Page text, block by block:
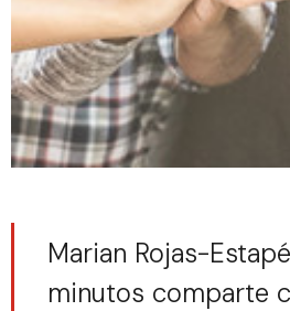
Marian Rojas-
minutos comparte